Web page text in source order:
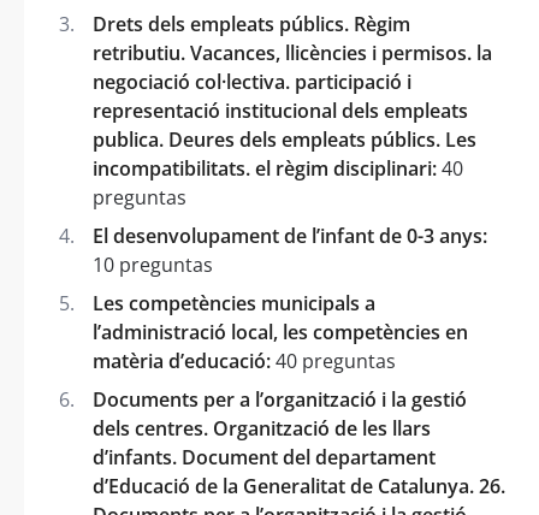
Drets dels empleats públics. Règim
retributiu. Vacances, llicències i permisos. la
negociació col·lectiva. participació i
representació institucional dels empleats
publica. Deures dels empleats públics. Les
incompatibilitats. el règim disciplinari:40
preguntas
El desenvolupament de l’infant de 0-3 anys:
10 preguntas
Les competències municipals a
l’administració local, les competències en
matèria d’educació:40 preguntas
Documents per a l’organització i la gestió
dels centres. Organització de les llars
d’infants. Document del departament
d’Educació de la Generalitat de Catalunya. 26.